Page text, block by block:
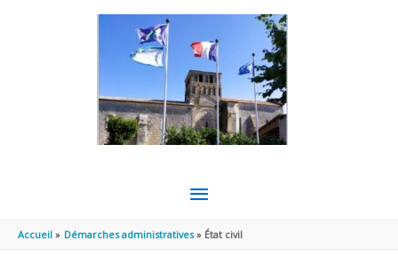
MENU
PRINCIPAL
Accueil Démarches administratives État civil